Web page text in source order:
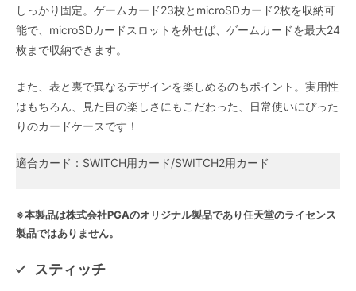
しっかり固定。ゲームカード23枚とmicroSDカード2枚を収納可
能で、microSDカードスロットを外せば、ゲームカードを最大24
枚まで収納できます。
また、表と裏で異なるデザインを楽しめるのもポイント。実用性
はもちろん、見た目の楽しさにもこだわった、日常使いにぴった
りのカードケースです！
適合カード：SWITCH用カード/SWITCH2用カード
※本製品は株式会社PGAのオリジナル製品であり任天堂のライセンス
製品ではありません。
スティッチ